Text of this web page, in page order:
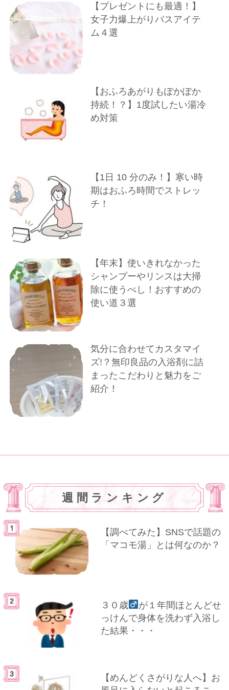
【プレゼントにも最適！】
女子力爆上がりバスアイテ
ム４選
【おふろあがりもぽかぽか
持続！？】1度試したい湯冷
め対策
【1⽇ 10 分のみ！】寒い時
期はおふろ時間でストレッ
チ！
【年末】使いきれなかった
シャンプーやリンスは大掃
除に使うべし！おすすめの
使い道３選
気分に合わせてカスタマイ
ズ!？無印良品の入浴剤に詰
まったこだわりと魅力をご
紹介！
週間ランキング
【調べてみた】SNSで話題の
「マコモ湯」とは何なのか？
３０歳
が１年間ほとんどせ
っけんで身体を洗わず入浴し
た結果・・・
【めんどくさがりな人へ】お